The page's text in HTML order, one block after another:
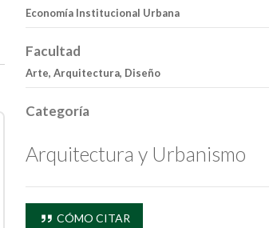
Economía Institucional Urbana
Facultad
Arte, Arquitectura, Diseño
Categoría
Arquitectura y Urbanismo
CÓMO CITAR